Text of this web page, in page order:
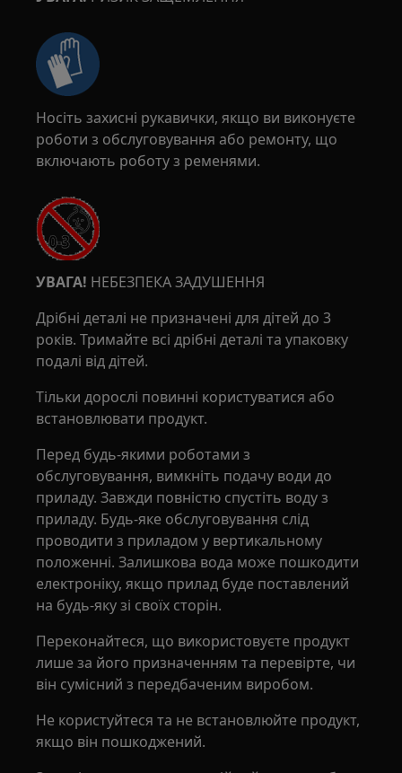
Носіть захисні рукавички, якщо ви виконуєте
роботи з обслуговування або ремонту, що
включають роботу з ременями.
УВАГА! НЕБЕЗПЕКА ЗАДУШЕННЯ
Дрібні деталі не призначені для дітей до 3
років. Тримайте всі дрібні деталі та упаковку
подалі від дітей.
Тільки дорослі повинні користуватися або
встановлювати продукт.
Перед будь-якими роботами з
обслуговування, вимкніть подачу води до
приладу. Завжди повністю спустіть воду з
приладу. Будь-яке обслуговування слід
проводити з приладом у вертикальному
положенні. Залишкова вода може пошкодити
електроніку, якщо прилад буде поставлений
на будь-яку зі своїх сторін.
Переконайтеся, що використовуєте продукт
лише за його призначенням та перевірте, чи
він сумісний з передбаченим виробом.
Не користуйтеся та не встановлюйте продукт,
якщо він пошкоджений.